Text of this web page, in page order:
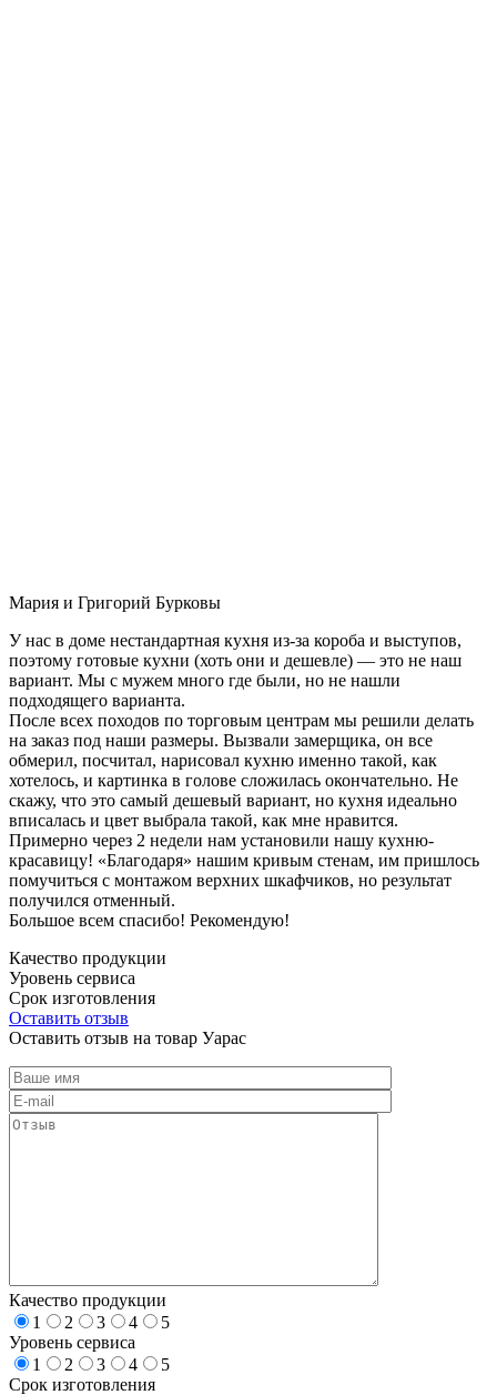
Мария и Григорий Бурковы
У нас в доме нестандартная кухня из-за короба и выступов,
поэтому готовые кухни (хоть они и дешевле) — это не наш
вариант. Мы с мужем много где были, но не нашли
подходящего варианта.
После всех походов по торговым центрам мы решили делать
на заказ под наши размеры. Вызвали замерщика, он все
обмерил, посчитал, нарисовал кухню именно такой, как
хотелось, и картинка в голове сложилась окончательно. Не
скажу, что это самый дешевый вариант, но кухня идеально
вписалась и цвет выбрала такой, как мне нравится.
Примерно через 2 недели нам установили нашу кухню-
красавицу! «Благодаря» нашим кривым стенам, им пришлось
помучиться с монтажом верхних шкафчиков, но результат
получился отменный.
Большое всем спасибо! Рекомендую!
Качество продукции
Уровень сервиса
Срок изготовления
Оставить отзыв
Оставить отзыв на товар Уарас
Качество продукции
1
2 3 4
5
Уровень сервиса
1
2 3 4
5
Срок изготовления